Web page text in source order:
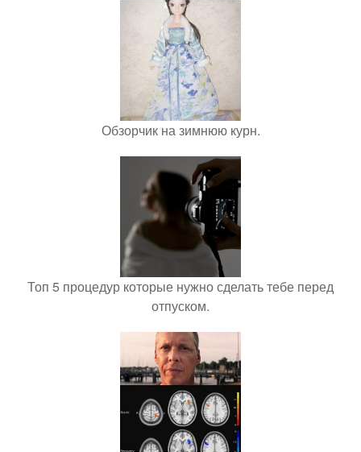
Обзорчик на зимнюю курн.
Топ 5 процедур которые нужно сделать тебе перед
отпуском.